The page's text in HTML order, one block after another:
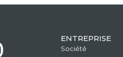
ENTREPRISE
Société